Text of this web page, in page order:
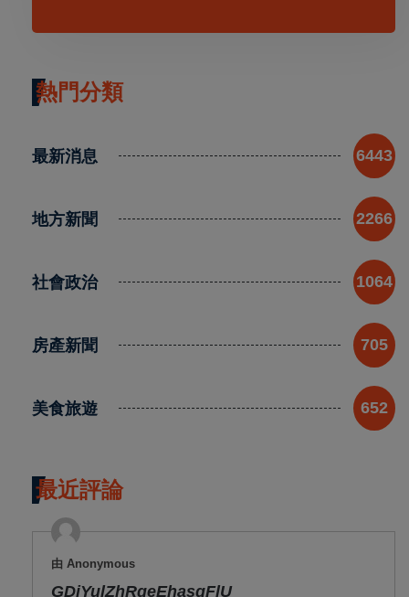
熱門分類
最新消息 6443
地方新聞 2266
社會政治 1064
房產新聞 705
美食旅遊 652
最近評論
由 Anonymous
GDiYulZhRqeEhasqFlU